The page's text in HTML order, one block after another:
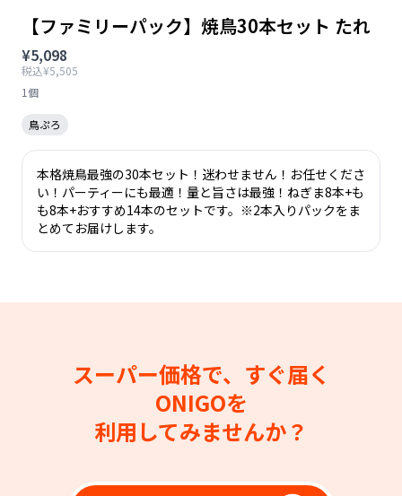
【ファミリーパック】焼鳥30本セット たれ
¥5,098
税込¥5,505
1個
鳥ぷろ
本格焼鳥最強の30本セット！迷わせません！お任せくださ
い！パーティーにも最適！量と旨さは最強！ねぎま8本+も
も8本+おすすめ14本のセットです。※2本入りパックをま
とめてお届けします。
スーパー価格で、すぐ届く
ONIGOを
利用してみませんか？